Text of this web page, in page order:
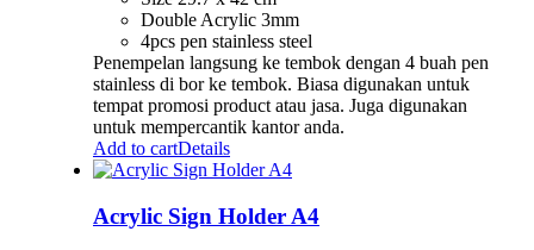
Double Acrylic 3mm
4pcs pen stainless steel
Penempelan langsung ke tembok dengan 4 buah pen
stainless di bor ke tembok. Biasa digunakan untuk
tempat promosi product atau jasa. Juga digunakan
untuk mempercantik kantor anda.
Add to cartDetails
Acrylic Sign Holder A4